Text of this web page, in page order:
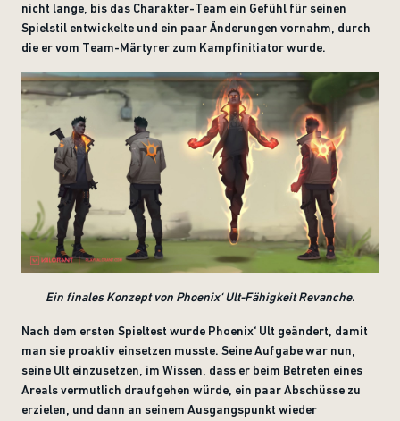
nicht lange, bis das Charakter-Team ein Gefühl für seinen
Spielstil entwickelte und ein paar Änderungen vornahm, durch
die er vom Team-Märtyrer zum Kampfinitiator wurde.
Ein finales Konzept von Phoenix‘ Ult-Fähigkeit Revanche.
Nach dem ersten Spieltest wurde Phoenix‘ Ult geändert, damit
man sie proaktiv einsetzen musste. Seine Aufgabe war nun,
seine Ult einzusetzen, im Wissen, dass er beim Betreten eines
Areals vermutlich draufgehen würde, ein paar Abschüsse zu
erzielen, und dann an seinem Ausgangspunkt wieder